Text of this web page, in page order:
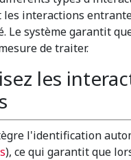
interactions
Le système garantit
de traiter.
les
l'identification
), ce qui garantit que